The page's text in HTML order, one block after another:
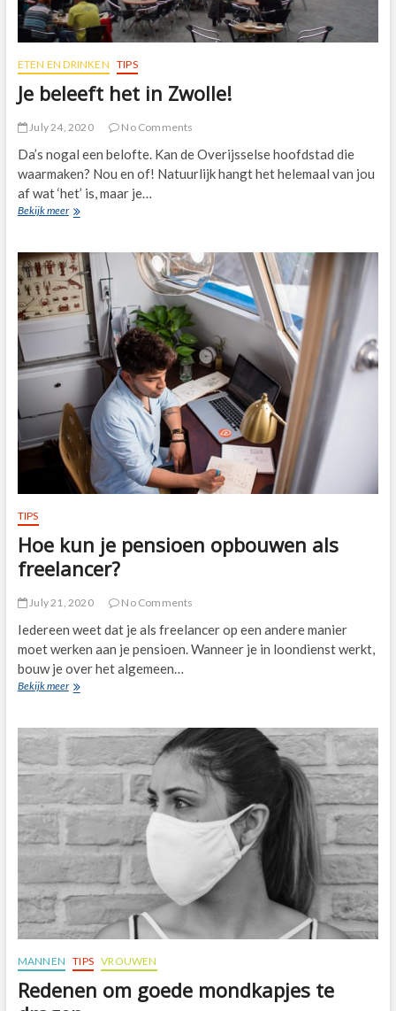
ETEN EN DRINKEN TIPS
Je beleeft het in Zwolle!
July 24, 2020 No Comments
Da’s nogal een belofte. Kan de Overijsselse hoofdstad die
waarmaken? Nou en of! Natuurlijk hangt het helemaal van jou
af wat ‘het’ is, maar je…
Bekijk meerJe
in
Zwolle!
TIPS
Hoe kun je pensioen opbouwen als
freelancer?
July 21, 2020 No Comments
Iedereen weet dat je als freelancer op een andere manier
moet werken aan je pensioen. Wanneer je in loondienst werkt,
bouw je over het algemeen…
Bekijk meerHoe
opbouwen
als
freelancer?
MANNEN TIPS VROUWEN
Redenen om goede mondkapjes te